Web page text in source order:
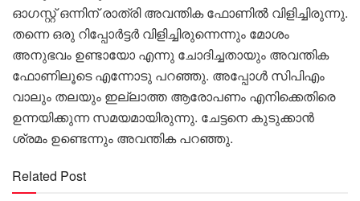
ഓഗസ്റ്റ് ഒന്നിന് രാത്രി അവന്തിക ഫോണിൽ വിളിച്ചിരുന്നു.
തന്നെ ഒരു റിപ്പോർട്ടർ വിളിച്ചിരുന്നെന്നും മോശം
അനുഭവം ഉണ്ടായോ എന്നു ചോദിച്ചതായും അവന്തിക
ഫോണിലൂടെ എന്നോടു പറഞ്ഞു. അപ്പോൾ സിപിഎം
വാലും തലയും ഇല്ലാത്ത ആരോപണം എനിക്കെതിരെ
ഉന്നയിക്കുന്ന സമയമായിരുന്നു. ചേട്ടനെ കുടുക്കാൻ
ശ്രമം ഉണ്ടെന്നും അവന്തിക പറഞ്ഞു.
Related Post